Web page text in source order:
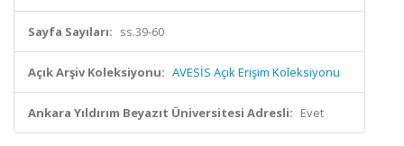
Sayfa Sayıları: ss.39-60
Açık Arşiv Koleksiyonu: AVESİS Açık Erişim Koleksiyonu
Ankara Yıldırım Beyazıt Üniversitesi Adresli: Evet